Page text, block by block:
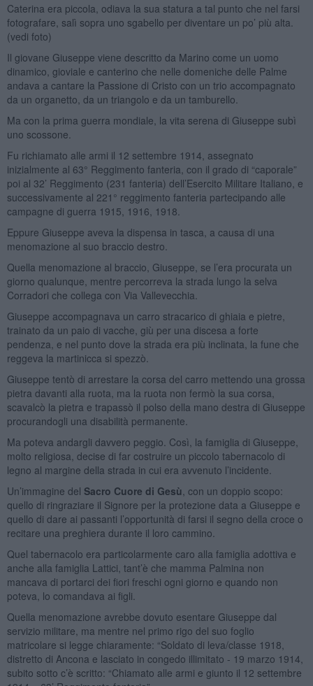
Caterina era piccola, odiava la sua statura a tal punto che nel farsi
fotografare, salì sopra uno sgabello per diventare un po’ più alta.
(vedi foto)
Il giovane Giuseppe viene descritto da Marino come un uomo
dinamico, gioviale e canterino che nelle domeniche delle Palme
andava a cantare la Passione di Cristo con un trio accompagnato
da un organetto, da un triangolo e da un tamburello.
Ma con la prima guerra mondiale, la vita serena di Giuseppe subì
uno scossone.
Fu richiamato alle armi il 12 settembre 1914, assegnato
inizialmente al 63° Reggimento fanteria, con il grado di “caporale”
poi al 32’ Reggimento (231 fanteria) dell’Esercito Militare Italiano, e
successivamente al 221° reggimento fanteria partecipando alle
campagne di guerra 1915, 1916, 1918.
Eppure Giuseppe aveva la dispensa in tasca, a causa di una
menomazione al suo braccio destro.
Quella menomazione al braccio, Giuseppe, se l’era procurata un
giorno qualunque, mentre percorreva la strada lungo la selva
Corradori che collega con Via Vallevecchia.
Giuseppe accompagnava un carro stracarico di ghiaia e pietre,
trainato da un paio di vacche, giù per una discesa a forte
pendenza, e nel punto dove la strada era più inclinata, la fune che
reggeva la martinicca si spezzò.
Giuseppe tentò di arrestare la corsa del carro mettendo una grossa
pietra davanti alla ruota, ma la ruota non fermò la sua corsa,
scavalcò la pietra e trapassò il polso della mano destra di Giuseppe
procurandogli una disabilità permanente.
Ma poteva andargli davvero peggio. Così, la famiglia di Giuseppe,
molto religiosa, decise di far costruire un piccolo tabernacolo di
legno al margine della strada in cui era avvenuto l’incidente.
Un’immagine del Sacro Cuore di Gesù , con un doppio scopo:
quello di ringraziare il Signore per la protezione data a Giuseppe e
quello di dare ai passanti l’opportunità di farsi il segno della croce o
recitare una preghiera durante il loro cammino.
Quel tabernacolo era particolarmente caro alla famiglia adottiva e
anche alla famiglia Lattici, tant’è che mamma Palmina non
mancava di portarci dei fiori freschi ogni giorno e quando non
poteva, lo comandava ai figli.
Quella menomazione avrebbe dovuto esentare Giuseppe dal
servizio militare, ma mentre nel primo rigo del suo foglio
matricolare si legge chiaramente: “Soldato di leva/classe 1918,
distretto di Ancona e lasciato in congedo illimitato - 19 marzo 1914,
subito sotto c’è scritto: “Chiamato alle armi e giunto il 12 settembre